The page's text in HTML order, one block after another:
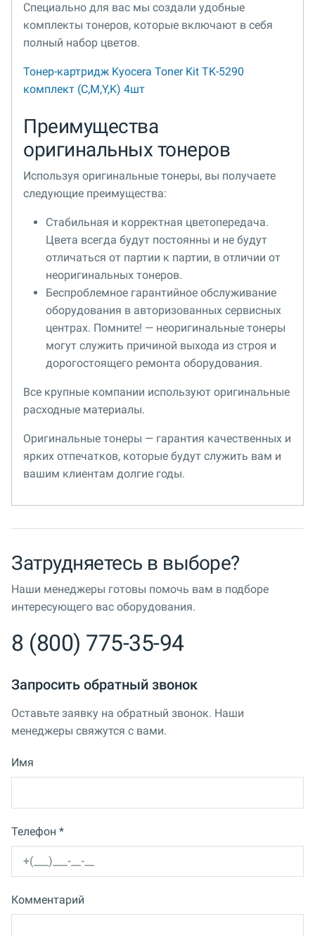
Специально для вас мы создали удобные
комплекты тонеров, которые включают в себя
полный набор цветов.
Тонер-картридж Kyocera Toner Kit TK-5290
комплект (C,M,Y,K) 4шт
Преимущества
оригинальных тонеров
Используя оригинальные тонеры, вы получаете
следующие преимущества:
Стабильная и корректная цветопередача.
Цвета всегда будут постоянны и не будут
отличаться от партии к партии, в отличии от
неоригинальных тонеров.
Беспроблемное гарантийное обслуживание
оборудования в авторизованных сервисных
центрах. Помните! — неоригинальные тонеры
могут служить причиной выхода из строя и
дорогостоящего ремонта оборудования.
Все крупные компании используют оригинальные
расходные материалы.
Оригинальные тонеры — гарантия качественных и
ярких отпечатков, которые будут служить вам и
вашим клиентам долгие годы.
Затрудняетесь в выборе?
Наши менеджеры готовы помочь вам в подборе
интересующего вас оборудования.
8 (800) 775-35-94
Запросить обратный звонок
Оставьте заявку на обратный звонок. Наши
менеджеры свяжутся с вами.
Имя
Телефон *
Комментарий